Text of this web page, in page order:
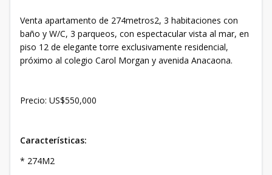
Venta apartamento de 274metros2, 3 habitaciones con
baño y W/C, 3 parqueos, con espectacular vista al mar, en
piso 12 de elegante torre exclusivamente residencial,
próximo al colegio Carol Morgan y avenida Anacaona.
Precio: US$550,000
Características:
* 274M2